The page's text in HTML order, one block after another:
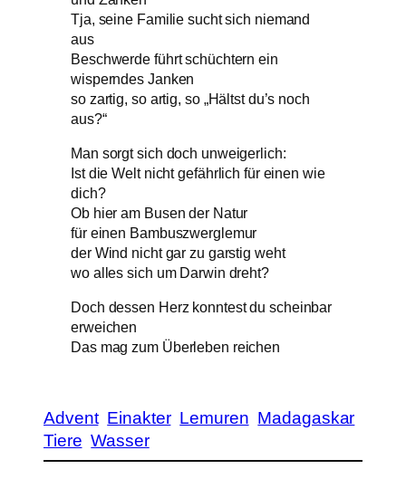
Tja, seine Familie sucht sich niemand
aus
Beschwerde führt schüchtern ein
wisperndes Janken
so zartig, so artig, so „Hältst du’s noch
aus?“
Man sorgt sich doch unweigerlich:
Ist die Welt nicht gefährlich für einen wie
dich?
Ob hier am Busen der Natur
für einen Bambuszwerglemur
der Wind nicht gar zu garstig weht
wo alles sich um Darwin dreht?
Doch dessen Herz konntest du scheinbar
erweichen
Das mag zum Überleben reichen
Advent Einakter Lemuren Madagaskar
Tiere Wasser